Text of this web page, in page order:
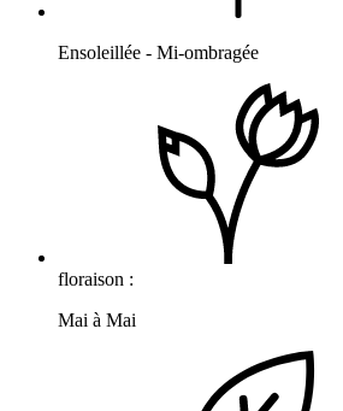
Ensoleillée - Mi-ombragée
floraison :
Mai à Mai